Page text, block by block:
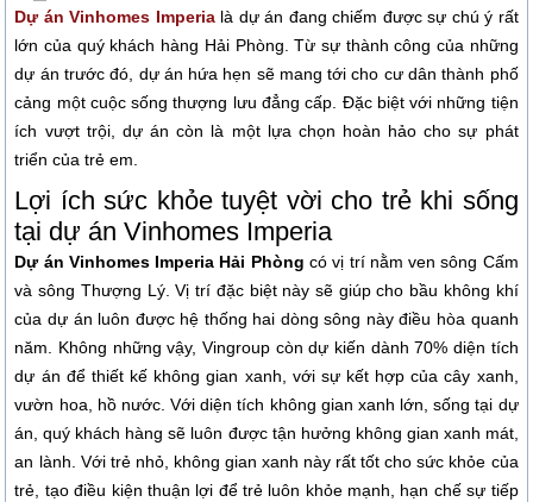
Dự án Vinhomes Imperialà dự án đang chiếm được sự chú ý rất
lớn của quý khách hàng Hải Phòng. Từ sự thành công của những
dự án trước đó, dự án hứa hẹn sẽ mang tới cho cư dân thành phố
cảng một cuộc sống thượng lưu đẳng cấp. Đặc biệt với những tiện
ích vượt trội, dự án còn là một lựa chọn hoàn hảo cho sự phát
triển của trẻ em.
Lợi ích sức khỏe tuyệt vời cho trẻ khi sống
tại dự án Vinhomes Imperia
Dự án Vinhomes Imperia Hải Phòng có vị trí nằm ven sông Cấm
và sông Thượng Lý. Vị trí đặc biệt này sẽ giúp cho bầu không khí
của dự án luôn được hệ thống hai dòng sông này điều hòa quanh
năm. Không những vậy, Vingroup còn dự kiến dành 70% diện tích
dự án để thiết kế không gian xanh, với sự kết hợp của cây xanh,
vườn hoa, hồ nước. Với diện tích không gian xanh lớn, sống tại dự
án, quý khách hàng sẽ luôn được tận hưởng không gian xanh mát,
an lành. Với trẻ nhỏ, không gian xanh này rất tốt cho sức khỏe của
trẻ, tạo điều kiện thuận lợi để trẻ luôn khỏe mạnh, hạn chế sự tiếp